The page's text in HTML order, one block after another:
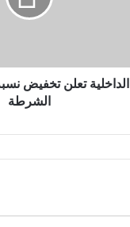
الداخلية تعلن تخفيض
الشرطة